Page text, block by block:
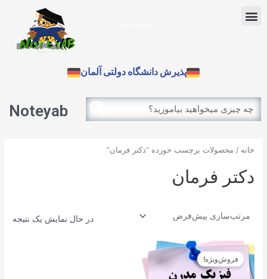
Menu
پذیرش دانشگاه دولتی آلمان
Search
Search
Noteyab
خانه / محصولات برچسب خورده “دکتر فرمان”
دکتر فرمان
در حال نمایش یک نتیجه
فروش‌ویژه!
قیمت
اصلی
بود.
قیمت
11.610تومان
است.